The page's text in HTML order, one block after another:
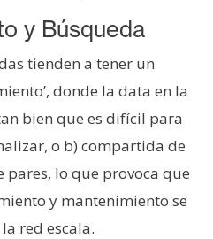
y Búsqueda
tienden a tener un
donde la data en la
bien que es difícil para
o b) compartida de
lo que provoca que
y mantenimiento se
red escala.